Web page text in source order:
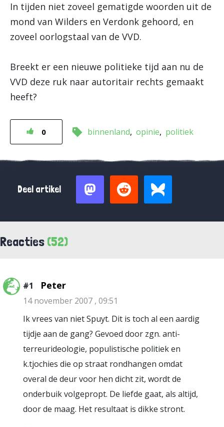
In tijden niet zoveel gematigde woorden uit de
mond van Wilders en Verdonk gehoord, en
zoveel oorlogstaal van de VVD.
Breekt er een nieuwe politieke tijd aan nu de
VVD deze ruk naar autoritair rechts gemaakt
heeft?
0 binnenland opinie politiek
Deel artikel
Reacties (52)
#1 Peter
14 november 2007 , 09:51
Ik vrees van niet Spuyt. Dit is toch al een aardig
tijdje aan de gang? Gevoed door zgn. anti-
terreurideologie, populistische politiek en
k.tjochies die op straat rondhangen omdat
overal de deur voor hen dicht zit, wordt de
onderbuik volgepropt. De liefde gaat, als altijd,
door de maag. Het resultaat is dikke stront.